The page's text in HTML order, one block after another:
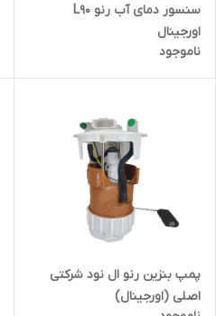
سنسور دمای آب رنو L90
اورجینال
ناموجود
پمپ بنزین رنو ال نود شرکتی
اصلی (اورجینال)